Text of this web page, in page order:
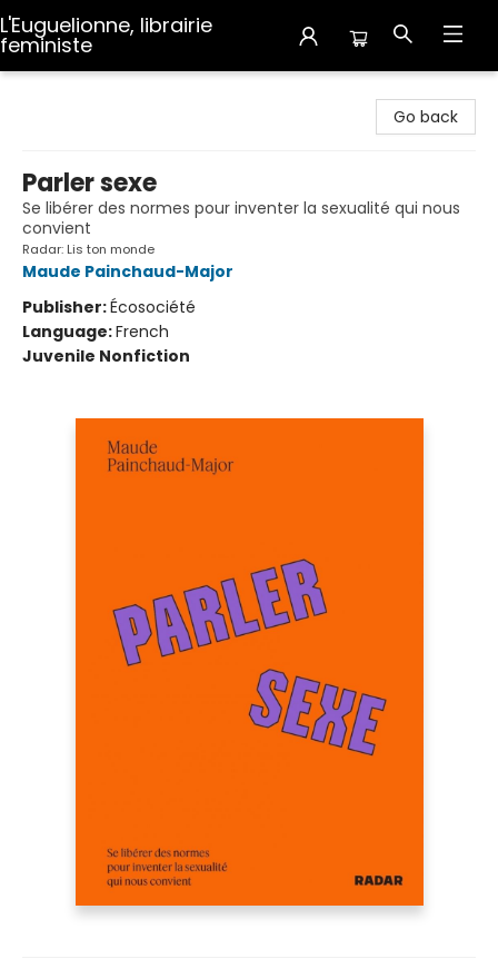
L'Euguelionne, librairie
feministe
Go back
Parler sexe
Se libérer des normes pour inventer la sexualité qui nous
convient
Radar: Lis ton monde
Maude Painchaud-Major
Publisher:Écosociété
Language:French
Juvenile Nonfiction